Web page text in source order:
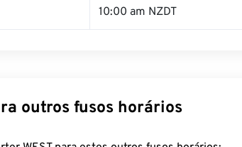
10:00 am NZDT
outros fusos horários